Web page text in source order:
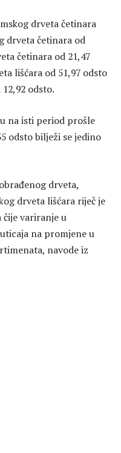
drveta četinara
drveta četinara od
četinara od 21,47
lišćara od 51,97 odsto
odsto.
na isti period prošle
odsto bilježi se jedino
drveta,
drveta lišćara riječ je
variranje u
na promjene u
navode iz